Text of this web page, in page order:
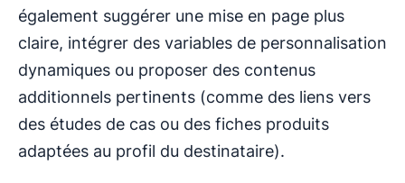
également suggérer une mise en page plus
claire, intégrer des variables de personnalisation
dynamiques ou proposer des contenus
additionnels pertinents (comme des liens vers
des études de cas ou des fiches produits
adaptées au profil du destinataire).